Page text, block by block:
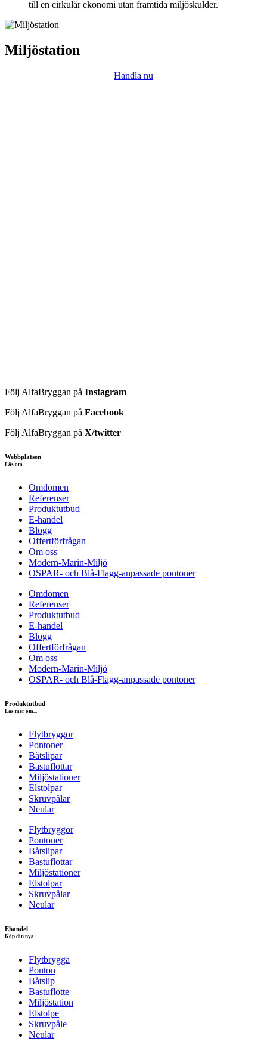
till en cirkulär ekonomi utan framtida miljöskulder.
Miljöstation
Handla nu
Följ AlfaBryggan på Instagram
Följ AlfaBryggan på Facebook
Följ AlfaBryggan på X/twitter
Webbplatsen
Läs om...
Omdömen
Referenser
Produktutbud
E-handel
Blogg
Offertförfrågan
Om oss
Modern-Marin-Miljö
OSPAR- och Blå-Flagg-anpassade pontoner
Omdömen
Referenser
Produktutbud
E-handel
Blogg
Offertförfrågan
Om oss
Modern-Marin-Miljö
OSPAR- och Blå-Flagg-anpassade pontoner
Produktutbud
Läs mer om...
Flytbryggor
Pontoner
Båtslipar
Bastuflottar
Miljöstationer
Elstolpar
Skruvpålar
Neular
Flytbryggor
Pontoner
Båtslipar
Bastuflottar
Miljöstationer
Elstolpar
Skruvpålar
Neular
Ehandel
Köp din nya...
Flytbrygga
Ponton
Båtslip
Bastuflotte
Miljöstation
Elstolpe
Skruvpåle
Neular